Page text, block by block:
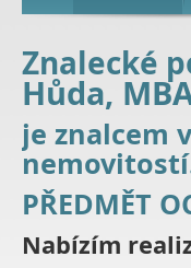
Znalecké
Hůda,
je znalcem
PŘEDMĚT
Nabízím